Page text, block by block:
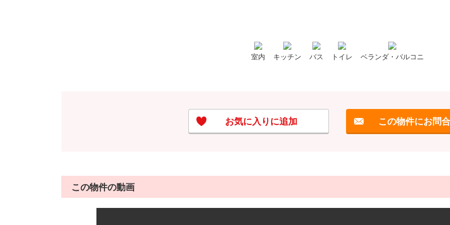
室内 キッチン バス トイレ ベランダ・バルコニ
お気に入りに追加 この物件にお問
この物件の動画